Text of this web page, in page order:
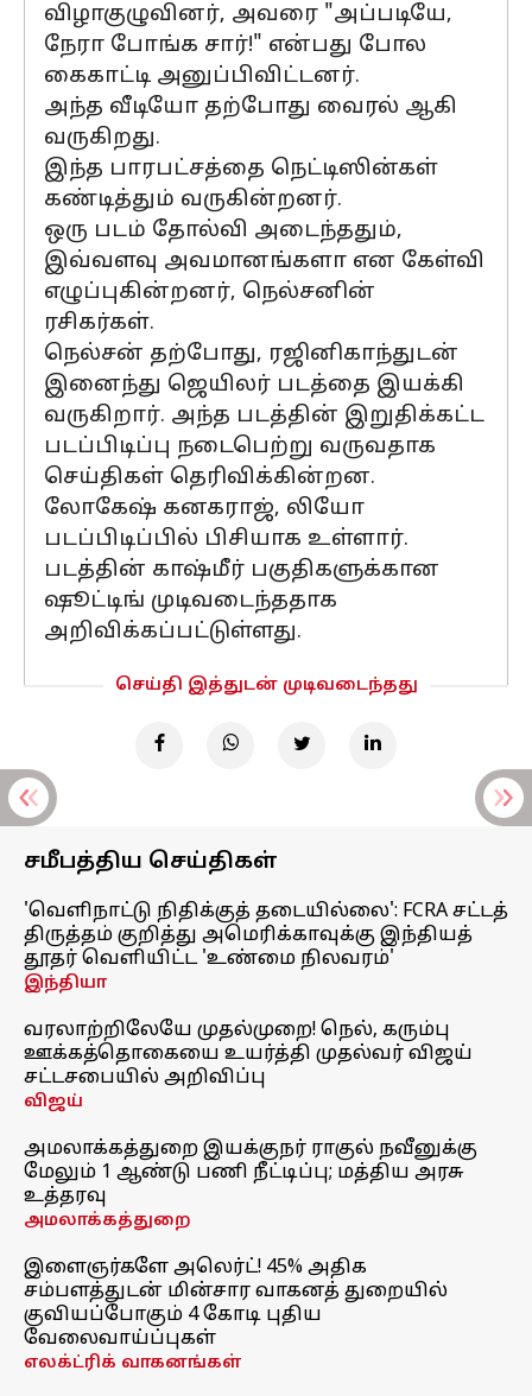
விழாகுழுவினர், அவரை "அப்படியே,
நேரா போங்க சார்!" என்பது போல
கைகாட்டி அனுப்பிவிட்டனர்.
அந்த வீடியோ தற்போது வைரல் ஆகி
வருகிறது.
இந்த பாரபட்சத்தை நெட்டிஸின்கள்
கண்டித்தும் வருகின்றனர்.
ஒரு படம் தோல்வி அடைந்ததும்,
இவ்வளவு அவமானங்களா என கேள்வி
எழுப்புகின்றனர், நெல்சனின்
ரசிகர்கள்.
நெல்சன் தற்போது, ரஜினிகாந்துடன்
இனைந்து ஜெயிலர் படத்தை இயக்கி
வருகிறார். அந்த படத்தின் இறுதிக்கட்ட
படப்பிடிப்பு நடைபெற்று வருவதாக
செய்திகள் தெரிவிக்கின்றன.
லோகேஷ் கனகராஜ், லியோ
படப்பிடிப்பில் பிசியாக உள்ளார்.
படத்தின் காஷ்மீர் பகுதிகளுக்கான
ஷூட்டிங் முடிவடைந்ததாக
அறிவிக்கப்பட்டுள்ளது.
செய்தி இத்துடன் முடிவடைந்தது
சமீபத்திய செய்திகள்
'வெளிநாட்டு நிதிக்குத் தடையில்லை': FCRA சட்டத்
திருத்தம் குறித்து அமெரிக்காவுக்கு இந்தியத்
தூதர் வெளியிட்ட 'உண்மை நிலவரம்'
இந்தியா
வரலாற்றிலேயே முதல்முறை! நெல், கரும்பு
ஊக்கத்தொகையை உயர்த்தி முதல்வர் விஜய்
சட்டசபையில் அறிவிப்பு
விஜய்
அமலாக்கத்துறை இயக்குநர் ராகுல் நவீனுக்கு
மேலும் 1 ஆண்டு பணி நீட்டிப்பு; மத்திய அரசு
உத்தரவு
அமலாக்கத்துறை
இளைஞர்களே அலெர்ட்! 45% அதிக
சம்பளத்துடன் மின்சார வாகனத் துறையில்
குவியப்போகும் 4 கோடி புதிய
வேலைவாய்ப்புகள்
எலக்ட்ரிக் வாகனங்கள்